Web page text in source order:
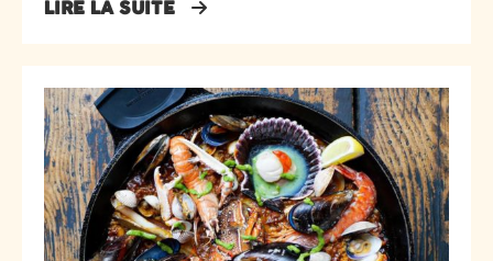
LIRE LA SUITE